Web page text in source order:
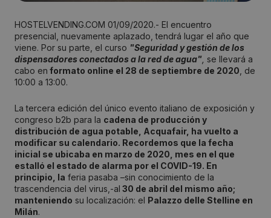
HOSTELVENDING.COM 01/09/2020.- El encuentro
presencial, nuevamente aplazado, tendrá lugar el año que
viene. Por su parte, el curso "Seguridad y gestión de los
dispensadores conectados a la red de agua" se llevará a
cabo en formato online el 28 de septiembre de 2020 , de
10:00 a 13:00.
La tercera edición del único evento italiano de exposición y
congreso b2b para la cadena de producción y
distribución de agua potable, Acquafair, ha vuelto a
modificar su calendario. Recordemos que la fecha
inicial se ubicaba en marzo de 2020, mes en el que
estalló el estado de alarma por el COVID-19. En
principio, la feria pasaba –sin conocimiento de la
trascendencia del virus,-al 30 de abril del mismo año;
manteniendo su localización: el Palazzo delle Stelline en
Milán.